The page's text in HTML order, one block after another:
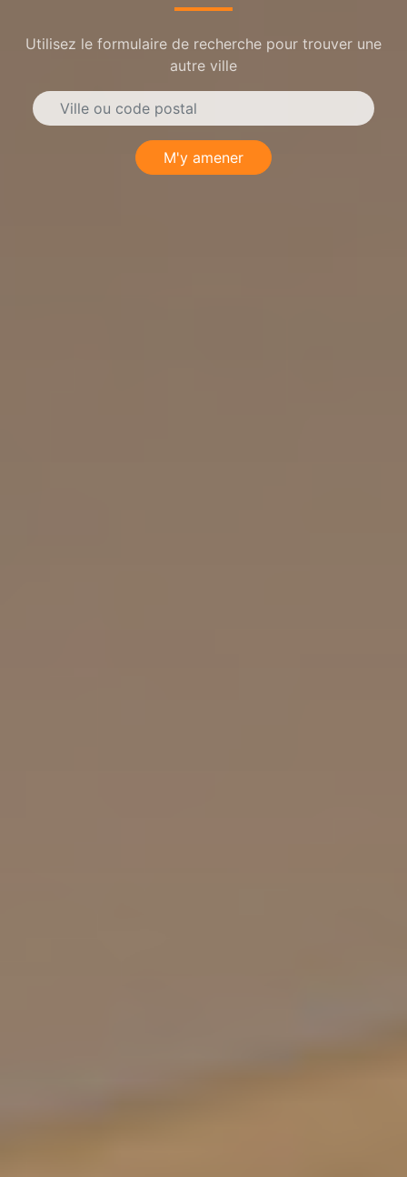
Utilisez le formulaire de recherche pour trouver une
autre ville
M'y amener